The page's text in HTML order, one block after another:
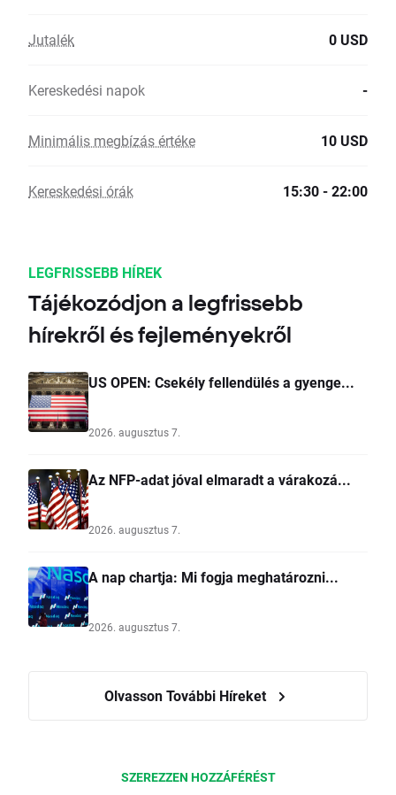
Jutalék 0 USD
Kereskedési napok -
Minimális megbízás értéke 10 USD
Kereskedési órák 15:30 - 22:00
LEGFRISSEBB HÍREK
Tájékozódjon a legfrissebb
hírekről és fejleményekről
US OPEN: Csekély fellendülés a gyenge...
2026. augusztus 7.
Az NFP-adat jóval elmaradt a várakozá...
2026. augusztus 7.
A nap chartja: Mi fogja meghatározni...
2026. augusztus 7.
Olvasson További Híreket
SZEREZZEN HOZZÁFÉRÉST